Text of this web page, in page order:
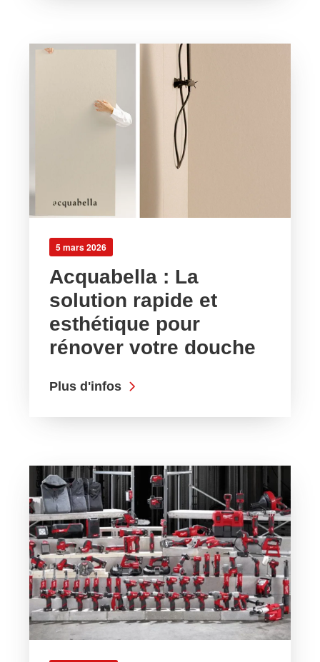
5 mars 2026
Acquabella : La
solution rapide et
esthétique pour
rénover votre douche
Plus d'infos